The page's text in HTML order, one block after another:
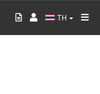
TH